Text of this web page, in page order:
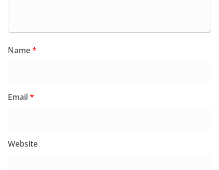
Name*
Email*
Website